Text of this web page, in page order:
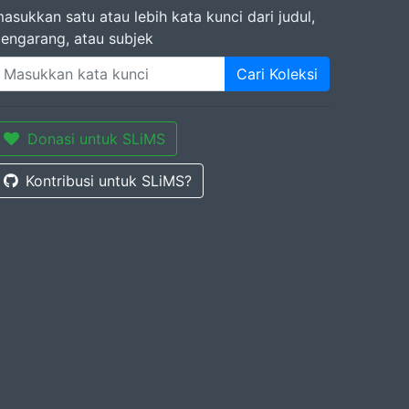
satu atau lebih kata kunci dari judul,
atau subjek
Cari Koleksi
Donasi untuk SLiMS
Kontribusi untuk SLiMS?